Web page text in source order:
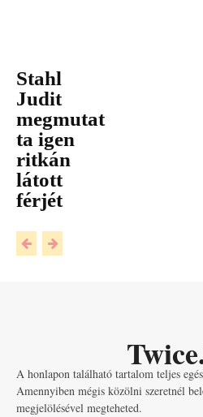
Stahl
Judit
megmutat
ta igen
ritkán
látott
férjét
A honlapon található tartalom teljes
Amennyiben mégis közölni szeretnél
megjelölésével megteheted.